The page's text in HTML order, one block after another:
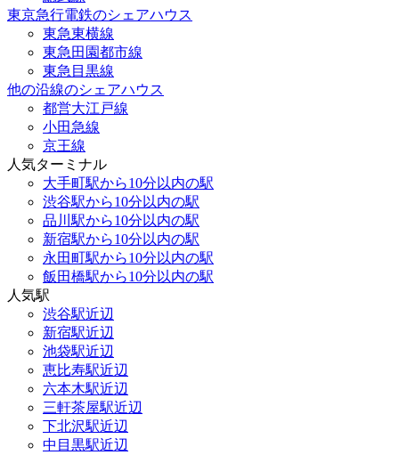
東京急行電鉄のシェアハウス
東急東横線
東急田園都市線
東急目黒線
他の沿線のシェアハウス
都営大江戸線
小田急線
京王線
人気ターミナル
大手町駅から10分以内の駅
渋谷駅から10分以内の駅
品川駅から10分以内の駅
新宿駅から10分以内の駅
永田町駅から10分以内の駅
飯田橋駅から10分以内の駅
人気駅
渋谷駅近辺
新宿駅近辺
池袋駅近辺
恵比寿駅近辺
六本木駅近辺
三軒茶屋駅近辺
下北沢駅近辺
中目黒駅近辺